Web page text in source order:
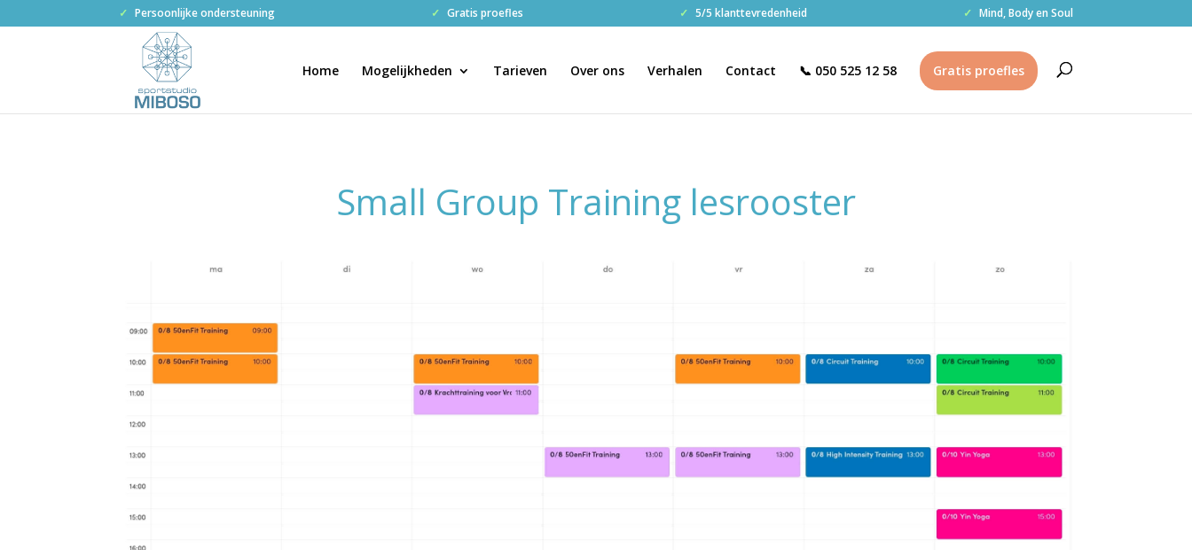
✓ Persoonlijke ondersteuning ✓ Gratis proefles ✓ 5/5 klanttevredenheid ✓ Mind, Body en Soul
Home Mogelijkheden Tarieven Over ons Verhalen Contact 📞 050 525 12 58 Gratis proefles
Small Group Training lesrooster